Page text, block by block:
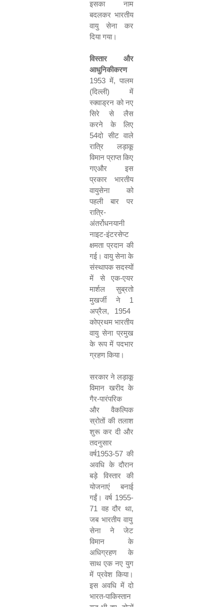
इसका नाम
बदलकर भारतीय
वायु सेना कर
दिया गया।
विस्तार और
आधुनिकीकरण
1953 में, पालम
(दिल्ली) में
स्क्वाड्रन को नए
सिरे से लैस
करने के लिए
54दो सीट वाले
रात्रि लड़ाकू
विमान प्राप्त किए
गएऔर इस
प्रकार भारतीय
वायुसेना को
पहली बार पर
रात्रि-
अंतर्रोधनयानी
नाइट-इंटरसेप्‍ट
क्षमता प्रदान की
गई। वायु सेना के
संस्थापक सदस्यों
में से एक-एयर
मार्शल सुब्रतो
मुखर्जी ने 1
अप्रैल, 1954
कोप्रथम भारतीय
वायु सेना प्रमुख
के रूप में पदभार
ग्रहण किया।
सरकार ने लड़ाकू
विमान खरीद के
गैर-पारंपरिक
और वैकल्पिक
स्रोतों की तलाश
शुरू कर दी और
तदनुसार
वर्ष1953-57 की
अवधि के दौरान
बड़े विस्तार की
योजनाएं बनाई
गईं। वर्ष 1955-
71 वह दौर था,
जब भारतीय वायु
सेना ने जेट
विमान के
अधिग्रहण के
साथ एक नए युग
में प्रवेश किया।
इस अवधि में दो
भारत-पाकिस्‍तान